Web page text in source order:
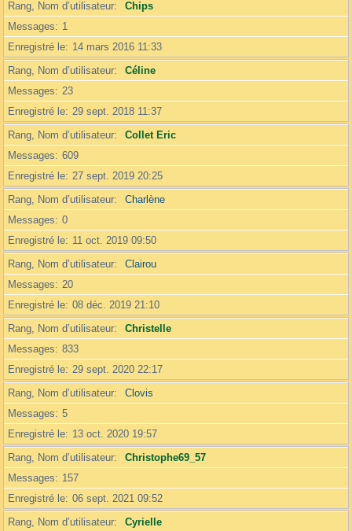
Rang, Nom d’utilisateur
Chips
Messages
1
Enregistré le
14 mars 2016 11:33
Rang, Nom d’utilisateur
Céline
Messages
23
Enregistré le 29 sept. 2018 11:37
Rang, Nom d’utilisateur
Collet Eric
Messages
609
Enregistré le 27 sept. 2019 20:25
Rang, Nom d’utilisateur
Charlène
Messages
0
Enregistré le
11 oct. 2019 09:50
Rang, Nom d’utilisateur
Clairou
Messages
20
Enregistré le 08 déc. 2019 21:10
Rang, Nom d’utilisateur
Christelle
Messages
833
Enregistré le 29 sept. 2020 22:17
Rang, Nom d’utilisateur
Clovis
Messages
5
Enregistré le
13 oct. 2020 19:57
Rang, Nom d’utilisateur
Christophe69_57
Messages
157
Enregistré le 06 sept. 2021 09:52
Rang, Nom d’utilisateur
Cyrielle